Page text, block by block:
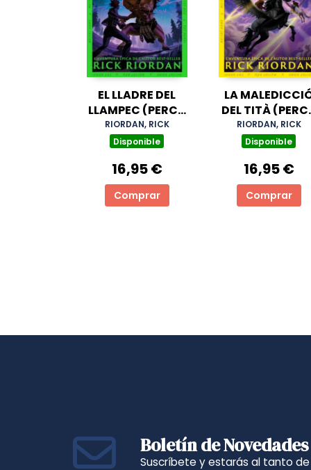
EL LLADRE DEL
LLAMPEC (PERCY
JACKSON I ELS
DÉUS DE L'OLIMP 1)
RIORDAN, RICK
Disponible
16,95 €
Comprar
LA
DEL TITÀ
JACKSON I ELS
DÉUS DE L'OLIMP
RIORDAN, RICK
Disponible
16,95 €
Comprar
Boletín de Novedades
Suscríbete y estarás al tanto